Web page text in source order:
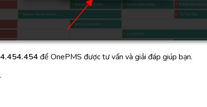
để OnePMS được tư vấn và giải đáp giúp bạn.